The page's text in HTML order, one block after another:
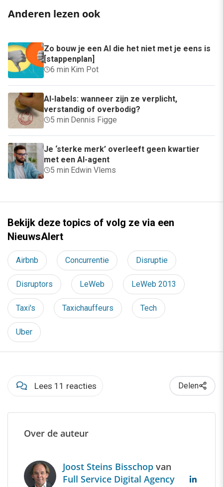
Anderen lezen ook
Zo bouw je een AI die het niet met je eens is
[stappenplan]
6 min·Kim Pot
AI-labels: wanneer zijn ze verplicht,
verstandig of overbodig?
5 min·Dennis Figge
Je ‘sterke merk’ overleeft geen kwartier
met een AI-agent
5 min·Edwin Vlems
Bekijk deze topics of volg ze via een
NieuwsAlert
Airbnb Concurrentie Disruptie
Disruptors LeWeb LeWeb 2013
Taxi's Taxichauffeurs Tech
Uber
Lees 11 reacties Delen
Over de auteur
Joost Steins Bisschop van
Full Service Digital Agency